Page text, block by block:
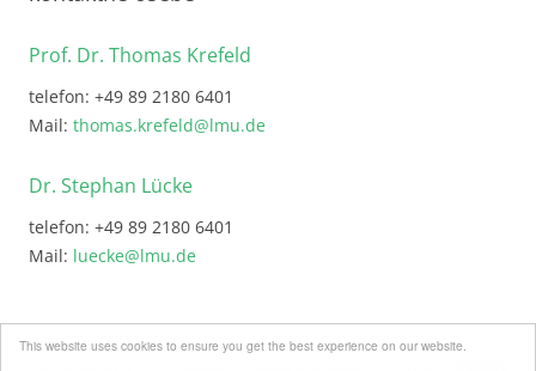
This website uses cookies to ensure you get the best experience on our website.
Prof. Dr. Thomas Krefeld
telefon: +49 89 2180 6401
Mail: thomas.krefeld@lmu.de
Dr. Stephan Lücke
telefon: +49 89 2180 6401
Mail: luecke@lmu.de